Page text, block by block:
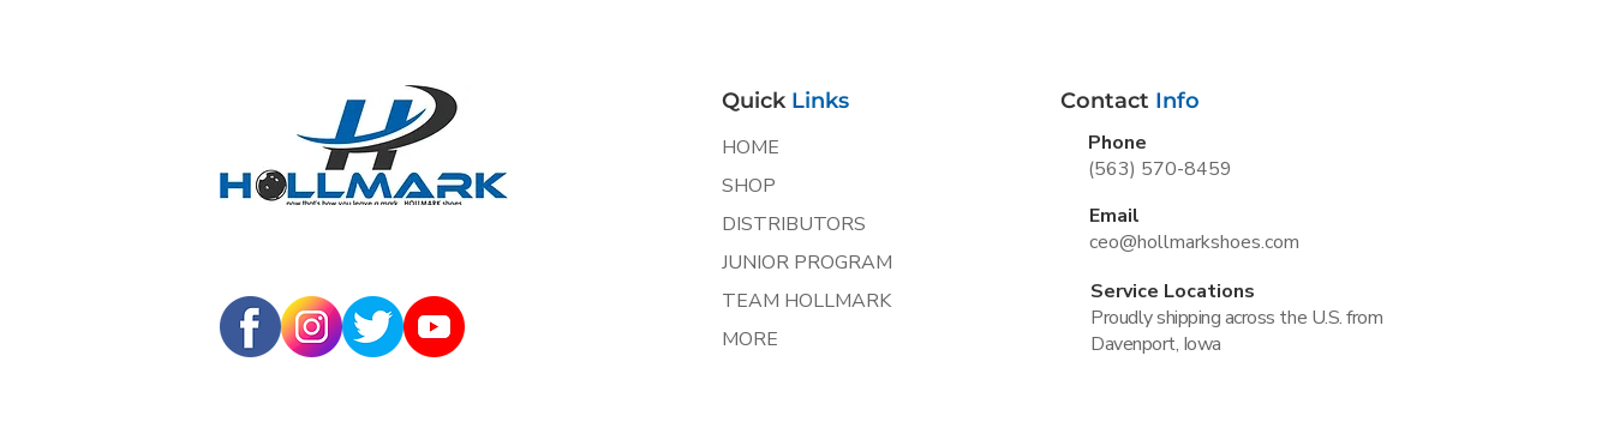
Quick Links
HOME
SHOP
DISTRIBUTORS
JUNIOR PROGRAM
TEAM HOLLMARK
MORE
Contact Info
Phone
(563) 570-8459
Email
ceo@hollmarkshoes.com
Service Locations
Proudly shipping across the U.S. from
Davenport, Iowa